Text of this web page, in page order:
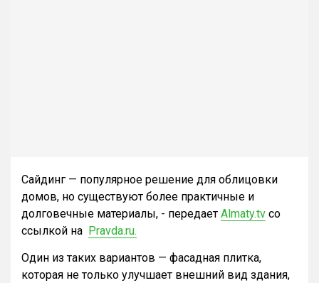
Сайдинг — популярное решение для облицовки
домов, но существуют более практичные и
долговечные материалы, - передает Almaty.tv со
ссылкой на Pravda.ru.
Один из таких вариантов — фасадная плитка,
которая не только улучшает внешний вид здания,